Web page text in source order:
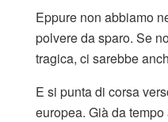
Eppure non abbiamo
polvere da sparo. Se
tragica, ci sarebbe
E si punta di corsa
europea. Già da